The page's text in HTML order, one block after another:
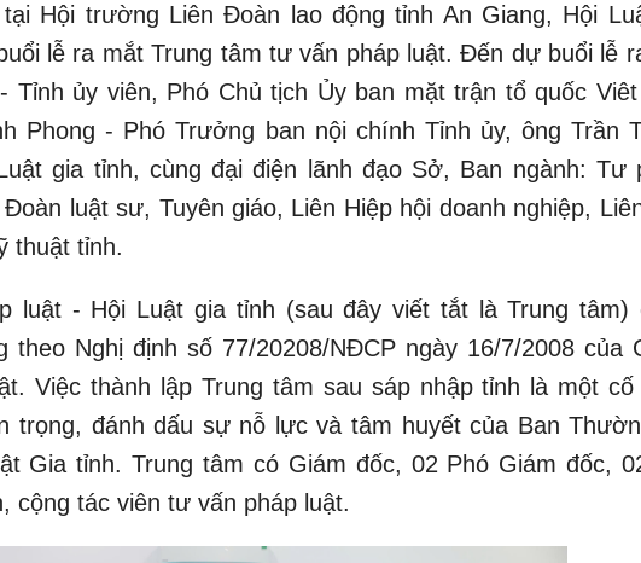
Hội trường Liên Đoàn lao động tỉnh An Giang, Hội
lễ ra mắt Trung tâm tư vấn pháp luật. Đến dự buổi lễ
Tỉnh ủy viên, Phó Chủ tịch Ủy ban mặt trận tổ quốc
Phong - Phó Trưởng ban nội chính Tỉnh ủy, ông Trần
gia tỉnh, cùng đại điện lãnh đạo Sở, Ban ngành: Tư
luật sư, Tuyên giáo, Liên Hiệp hội doanh nghiệp,
thuật tỉnh.
luật - Hội Luật gia tỉnh (sau đây viết tắt là Trung tâm)
theo Nghị định số 77/20208/NĐCP ngày 16/7/2008 của
Việc thành lập Trung tâm sau sáp nhập tỉnh là một cố
trọng, đánh dấu sự nỗ lực và tâm huyết của Ban
Gia tỉnh. Trung tâm có Giám đốc, 02 Phó Giám đốc,
cộng tác viên tư vấn pháp luật.